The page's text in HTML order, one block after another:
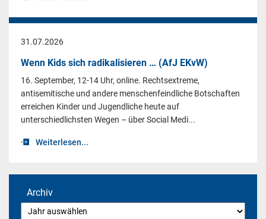
31.07.2026
Wenn Kids sich radikalisieren … (AfJ EKvW)
16. September, 12-14 Uhr, online. Rechtsextreme,
antisemitische und andere menschenfeindliche Botschaften
erreichen Kinder und Jugendliche heute auf
unterschiedlichsten Wegen – über Social Medi...
Weiterlesen...
Archiv